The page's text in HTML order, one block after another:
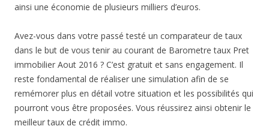
ainsi une économie de plusieurs milliers d’euros.
Avez-vous dans votre passé testé un comparateur de taux
dans le but de vous tenir au courant de Barometre taux Pret
immobilier Aout 2016 ? C’est gratuit et sans engagement. Il
reste fondamental de réaliser une simulation afin de se
remémorer plus en détail votre situation et les possibilités qui
pourront vous être proposées. Vous réussirez ainsi obtenir le
meilleur taux de crédit immo.